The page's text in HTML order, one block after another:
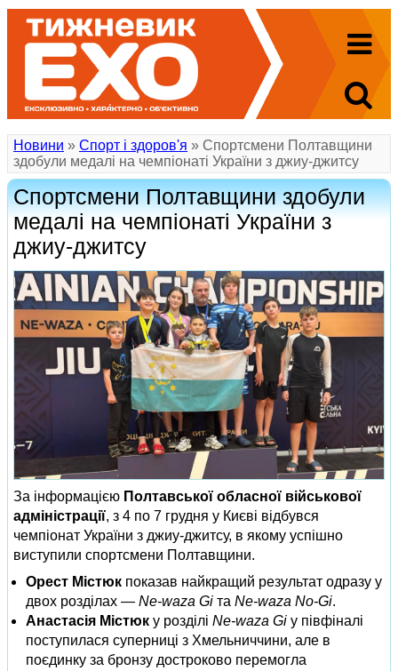
Новини » Спорт і здоров'я » Спортсмени Полтавщини
здобули медалі на чемпіонаті України з джиу-джитсу
Спортсмени Полтавщини здобули
медалі на чемпіонаті України з
джиу-джитсу
За інформацією Полтавської обласної військової
адміністрації, з 4 по 7 грудня у Києві відбувся
чемпіонат України з джиу-джитсу, в якому успішно
виступили спортсмени Полтавщини.
Орест Містюк показав найкращий результат одразу у
двох розділах — Ne-waza Gi та Ne-waza No-Gi.
Анастасія Містюк у розділі Ne-waza Gi у півфіналі
поступилася суперниці з Хмельниччини, але в
поєдинку за бронзу достроково перемогла